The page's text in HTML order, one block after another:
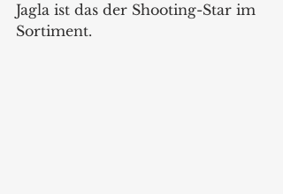
Jagla ist das der Shooting-Star im
Sortiment.